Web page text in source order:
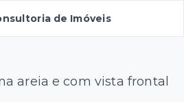
de Imóveis
areia e com vista frontal